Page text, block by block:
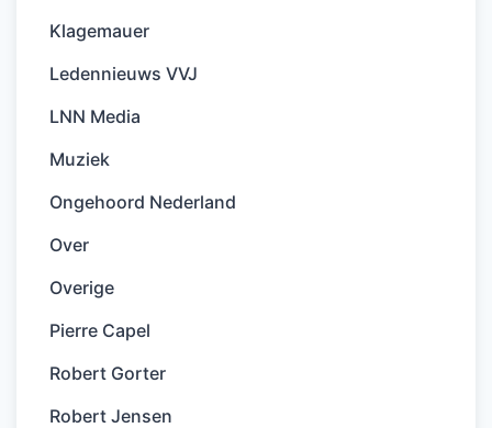
Klagemauer
Ledennieuws VVJ
LNN Media
Muziek
Ongehoord Nederland
Over
Overige
Pierre Capel
Robert Gorter
Robert Jensen